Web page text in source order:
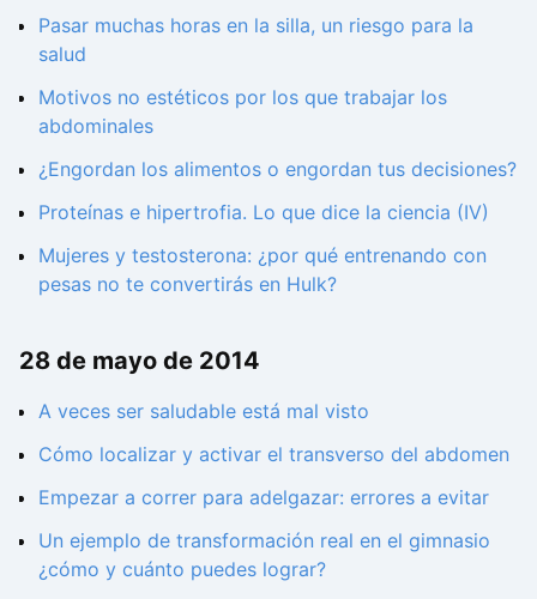
Pasar muchas horas en la silla, un riesgo para la
salud
Motivos no estéticos por los que trabajar los
abdominales
¿Engordan los alimentos o engordan tus decisiones?
Proteínas e hipertrofia. Lo que dice la ciencia (IV)
Mujeres y testosterona: ¿por qué entrenando con
pesas no te convertirás en Hulk?
28 de mayo de 2014
A veces ser saludable está mal visto
Cómo localizar y activar el transverso del abdomen
Empezar a correr para adelgazar: errores a evitar
Un ejemplo de transformación real en el gimnasio
¿cómo y cuánto puedes lograr?